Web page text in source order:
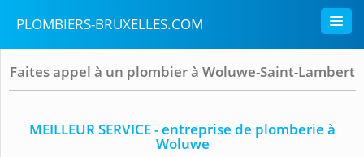
PLOMBIERS-BRUXELLES.COM
Faites appel à un plombier à Woluwe-Saint-Lambert
MEILLEUR SERVICE - entreprise de plomberie à
Woluwe